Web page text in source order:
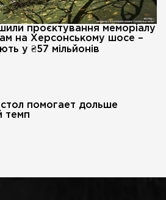
проєктування меморіалу
на Херсонському шосе –
у ₴57 мільйонів
помогает дольше
темп